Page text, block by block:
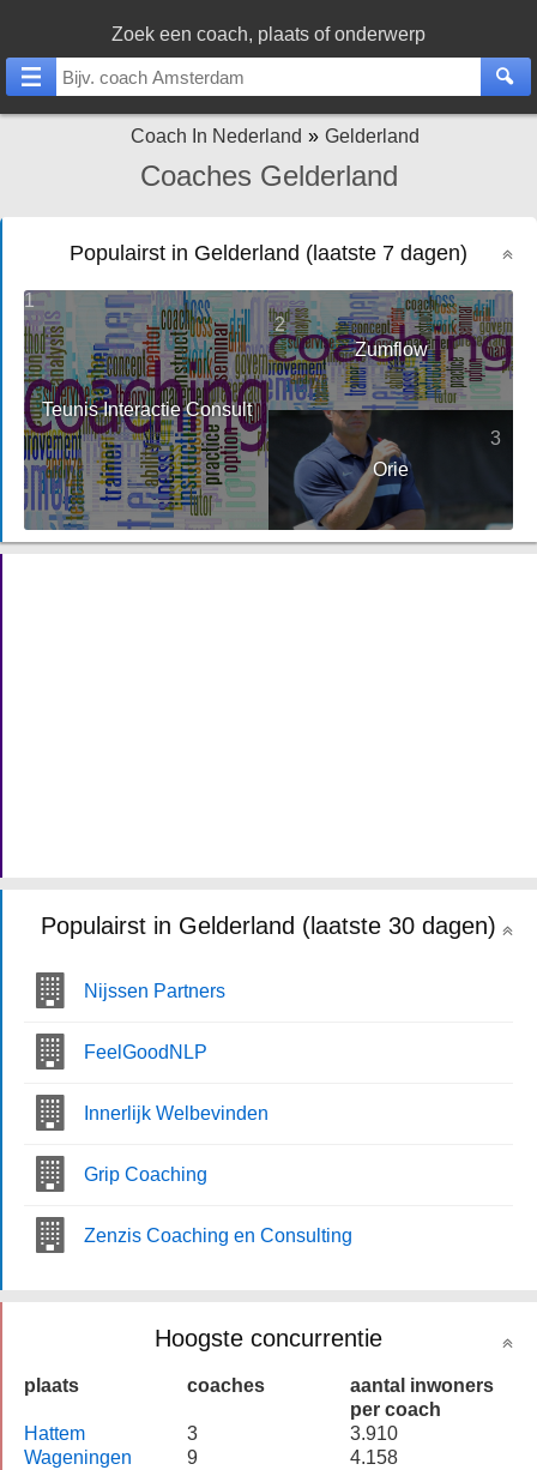
Zoek een coach, plaats of onderwerp
Coach In Nederland Gelderland
Coaches Gelderland
Populairst in Gelderland (laatste 7 dagen)
1
Teunis Interactie Consult
2
Zumflow
3
Orie
Populairst in Gelderland (laatste 30 dagen)
Nijssen Partners
FeelGoodNLP
Innerlijk Welbevinden
Grip Coaching
Zenzis Coaching en Consulting
Hoogste concurrentie
plaats coaches
aantal inwoners
per coach
Hattem
3
3.910
Wageningen
9
4.158